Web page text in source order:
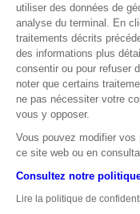
17 %
C’est la hausse
18 juin. Le titre de la
prépayés, connue
après la confirmation
fonds
bonne nouvelle pour
environ 66 % de sa
Source : Reuters
utiliser des données de
analyse du terminal. En
traitements décrits
des informations plus
consentir ou pour refuser
noter que certains
ne pas nécessiter votre
vous y opposer.
Vous pouvez modifier
ce site web ou en
Consultez notre
Lire la politique de